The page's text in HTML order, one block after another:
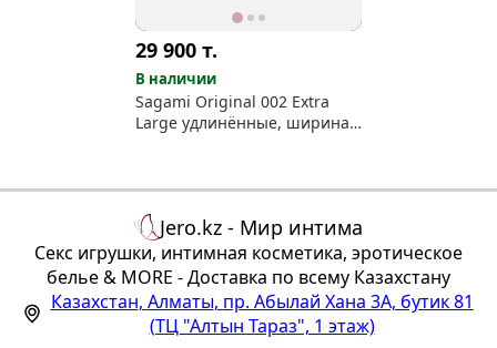
29 900 т.
В наличии
Sagami Original 002 Extra
Large удлинённые, ширина
Jero.kz - Мир интима
Секс игрушки, интимная косметика, эротическое
белье & MORE - Доставка по всему Казахстану
Казахстан, Алматы, пр. Абылай Хана 3А, бутик 81
(ТЦ "Алтын Тараз", 1 этаж)